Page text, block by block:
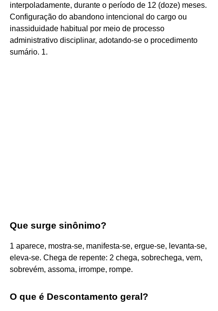
interpoladamente, durante o período de 12 (doze) meses.
Configuração do abandono intencional do cargo ou
inassiduidade habitual por meio de processo
administrativo disciplinar, adotando-se o procedimento
sumário. 1.
Que surge sinônimo?
1 aparece, mostra-se, manifesta-se, ergue-se, levanta-se,
eleva-se. Chega de repente: 2 chega, sobrechega, vem,
sobrevém, assoma, irrompe, rompe.
O que é Descontamento geral?